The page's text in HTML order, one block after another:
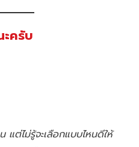
ครับ
แต่ไม่รู้จะเลือกแบบไหนดีให้